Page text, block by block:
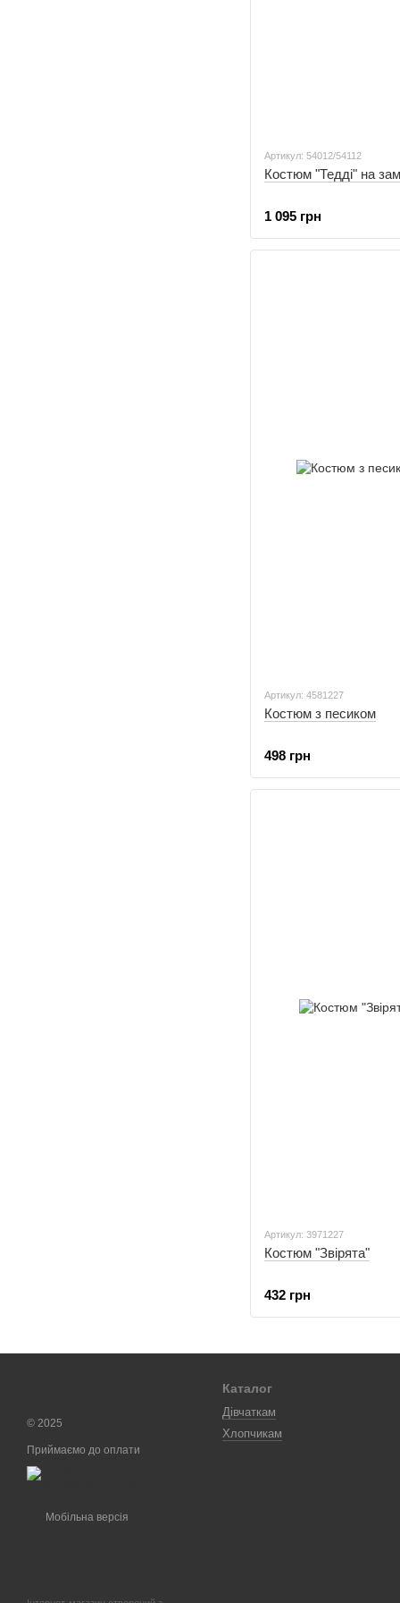
Артикул: 54012/54112
Костюм "Тедді" на
1 095 грн
Артикул: 4581227
Костюм з песиком
498 грн
Артикул: 3971227
Костюм "Звірята"
432 грн
© 2025
Приймаємо до оплати
Мобільна версія
Каталог
Дівчаткам
Хлопчикам